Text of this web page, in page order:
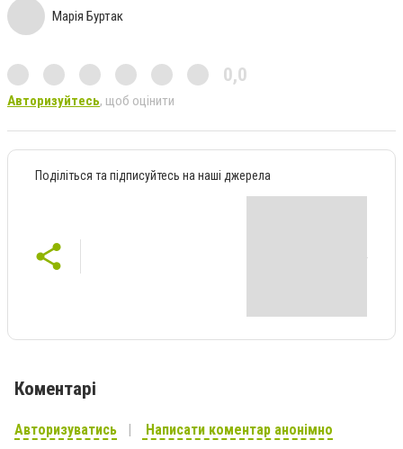
Марія Буртак
0,0
Авторизуйтесь, щоб оцінити
Поділіться та підписуйтесь на наші джерела
Коментарі
Авторизуватись Написати коментар анонімно